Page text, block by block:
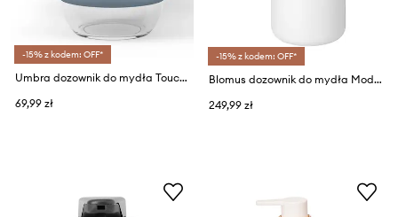
-15% z kodem: OFF*
Umbra dozownik do mydła Touch 235 ml
69,99 zł
-15% z kodem: OFF*
Blomus dozownik do mydła Modo
249,99 zł